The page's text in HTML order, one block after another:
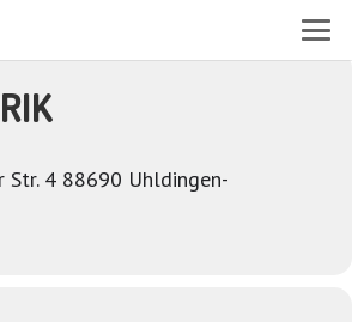
Str. 4 88690 Uhldingen-